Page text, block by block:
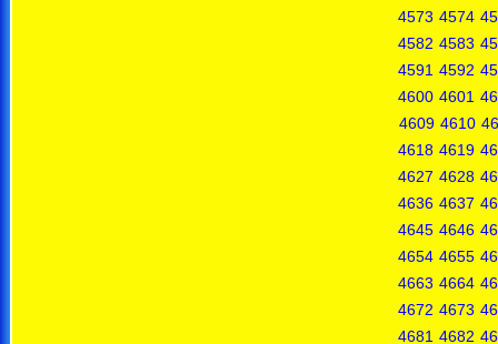
4573 4574
4582 4583
4591 4592
4600 4601
4609 4610
4618 4619
4627 4628
4636 4637
4645 4646
4654 4655
4663 4664
4672 4673
4681 4682